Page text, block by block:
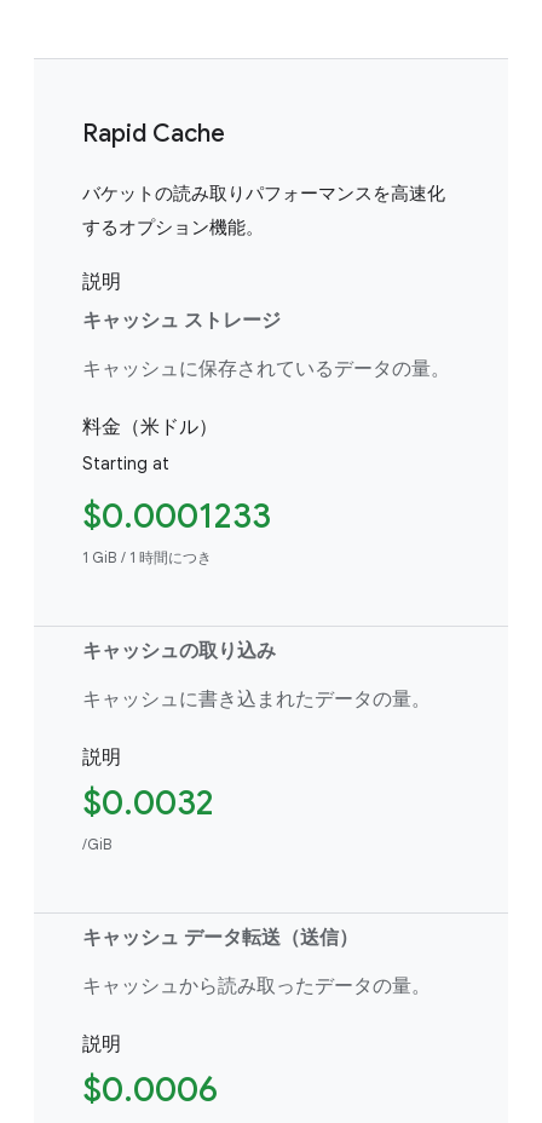
Rapid Cache
バケットの読み取りパフォーマンスを高速化
するオプション機能。
説明
キャッシュ ストレージ
キャッシュに保存されているデータの量。
料金（米ドル）
Starting at
$0.0001233
1 GiB / 1 時間につき
キャッシュの取り込み
キャッシュに書き込まれたデータの量。
説明
$0.0032
/GiB
キャッシュ データ転送（送信）
キャッシュから読み取ったデータの量。
説明
$0.0006